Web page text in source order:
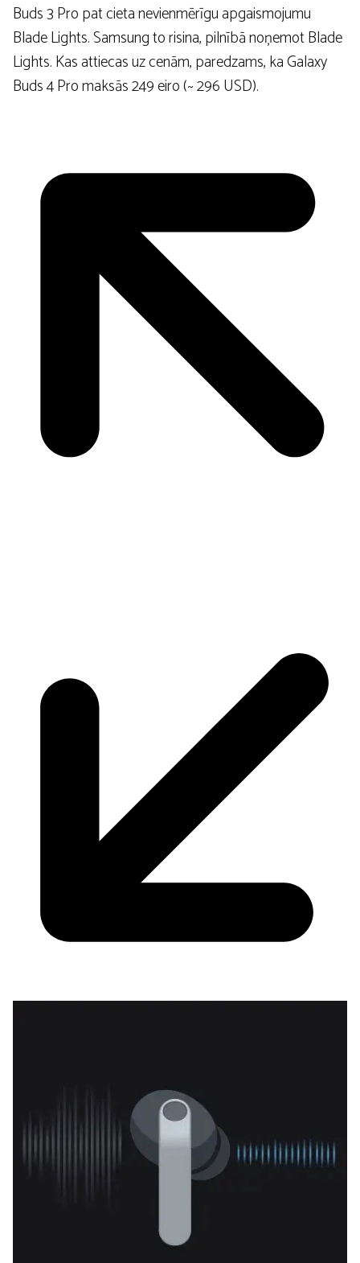
Buds 3 Pro pat cieta nevienmērīgu apgaismojumu
Blade Lights. Samsung to risina, pilnībā noņemot Blade
Lights. Kas attiecas uz cenām, paredzams, ka Galaxy
Buds 4 Pro maksās 249 eiro (~ 296 USD).